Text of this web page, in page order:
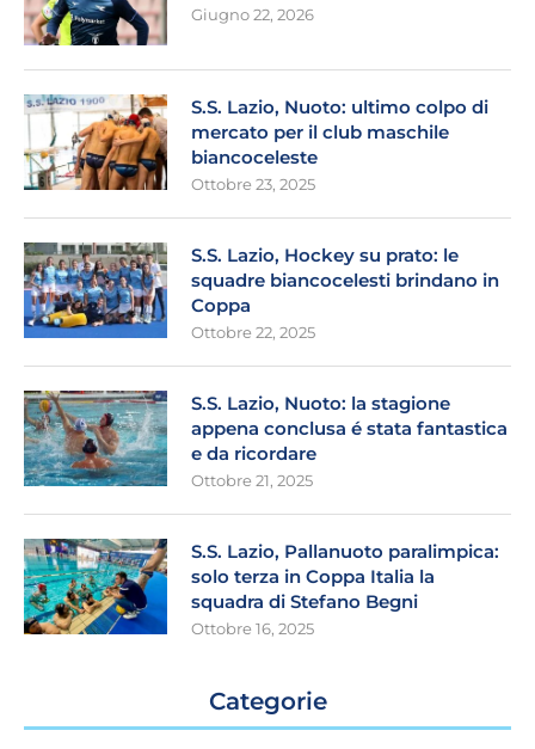
Giugno 22, 2026
S.S. Lazio, Nuoto: ultimo colpo di
mercato per il club maschile
biancoceleste
Ottobre 23, 2025
S.S. Lazio, Hockey su prato: le
squadre biancocelesti brindano in
Coppa
Ottobre 22, 2025
S.S. Lazio, Nuoto: la stagione
appena conclusa é stata fantastica
e da ricordare
Ottobre 21, 2025
S.S. Lazio, Pallanuoto paralimpica:
solo terza in Coppa Italia la
squadra di Stefano Begni
Ottobre 16, 2025
Categorie